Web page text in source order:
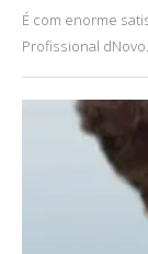
É com enorme
Profissional